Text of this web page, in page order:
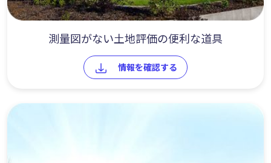
測量図がない土地評価の便利な道具
情報を確認する